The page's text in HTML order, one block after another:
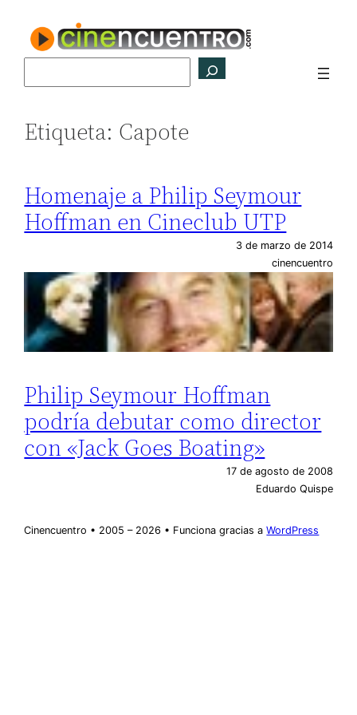
contenido
Etiqueta: Capote
Homenaje a Philip Seymour
Hoffman en Cineclub UTP
3 de marzo de 2014
cinencuentro
Philip Seymour Hoffman
podría debutar como director
con «Jack Goes Boating»
17 de agosto de 2008
Eduardo Quispe
Cinencuentro • 2005 – 2026 • Funciona gracias aWordPress